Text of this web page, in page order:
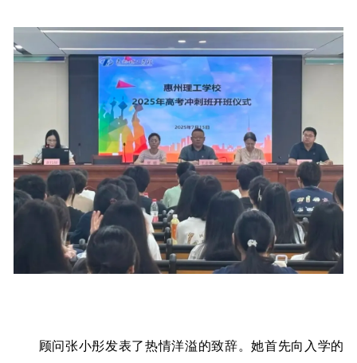
顾问张小彤发表了热情洋溢的致辞。她首先向入学的